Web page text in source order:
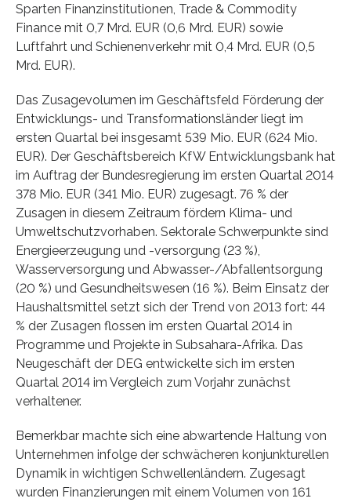
Sparten Finanzinstitutionen, Trade & Commodity
Finance mit 0,7 Mrd. EUR (0,6 Mrd. EUR) sowie
Luftfahrt und Schienenverkehr mit 0,4 Mrd. EUR (0,5
Mrd. EUR).
Das Zusagevolumen im Geschäftsfeld Förderung der
Entwicklungs- und Transformationsländer liegt im
ersten Quartal bei insgesamt 539 Mio. EUR (624 Mio.
EUR). Der Geschäftsbereich KfW Entwicklungsbank hat
im Auftrag der Bundesregierung im ersten Quartal 2014
378 Mio. EUR (341 Mio. EUR) zugesagt. 76 % der
Zusagen in diesem Zeitraum fördern Klima- und
Umweltschutzvorhaben. Sektorale Schwerpunkte sind
Energieerzeugung und -versorgung (23 %),
Wasserversorgung und Abwasser-/Abfallentsorgung
(20 %) und Gesundheitswesen (16 %). Beim Einsatz der
Haushaltsmittel setzt sich der Trend von 2013 fort: 44
% der Zusagen flossen im ersten Quartal 2014 in
Programme und Projekte in Subsahara-Afrika. Das
Neugeschäft der DEG entwickelte sich im ersten
Quartal 2014 im Vergleich zum Vorjahr zunächst
verhaltener.
Bemerkbar machte sich eine abwartende Haltung von
Unternehmen infolge der schwächeren konjunkturellen
Dynamik in wichtigen Schwellenländern. Zugesagt
wurden Finanzierungen mit einem Volumen von 161